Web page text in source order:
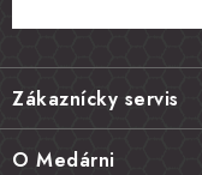
Z
á
p
ä
Zákaznícky servis
O Medárni